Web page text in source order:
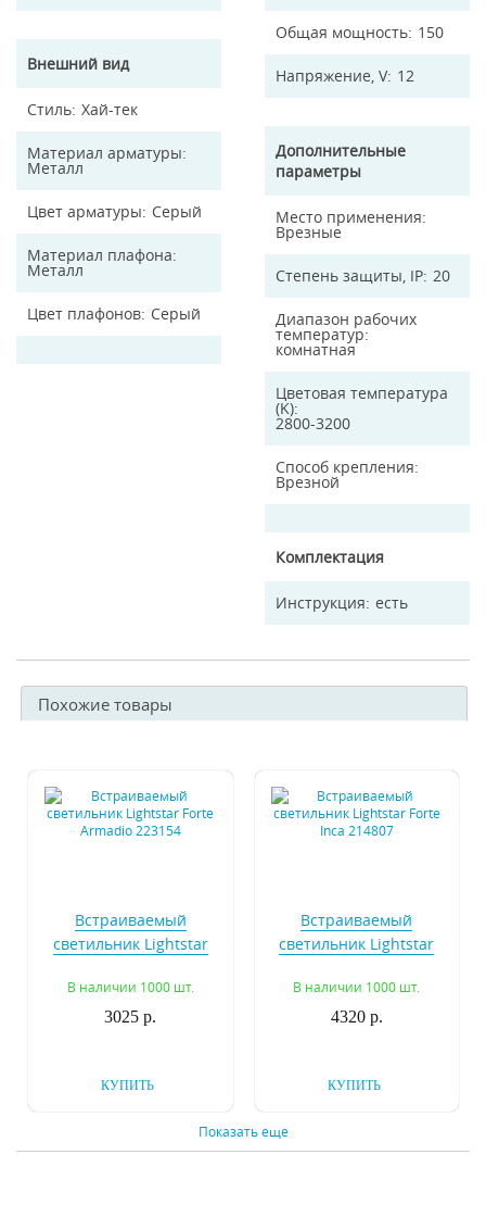
Внешний вид
Стиль Хай-тек
Материал арматуры
Металл
Цвет арматуры Серый
Материал плафона
Металл
Цвет плафонов Серый
Общая мощность 150
Напряжение, V 12
Дополнительные
параметры
Место применения
Врезные
Степень защиты, IP 20
Диапазон рабочих
температур
комнатная
Цветовая температура
(K)
2800-3200
Способ крепления
Врезной
Комплектация
Инструкция есть
Похожие товары
Встраиваемый
светильник Lightstar
В наличии 1000 шт.
3025 р.
КУПИТЬ
Встраиваемый
светильник Lightstar
В наличии 1000 шт.
4320 р.
КУПИТЬ
Показать еще